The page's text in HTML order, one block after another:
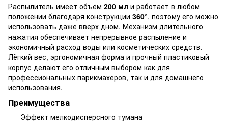
Распылитель имеет объём 200 мл и работает в любом
положении благодаря конструкции 360°, поэтому его можно
использовать даже вверх дном. Механизм длительного
нажатия обеспечивает непрерывное распыление и
экономичный расход воды или косметических средств.
Лёгкий вес, эргономичная форма и прочный пластиковый
корпус делают его отличным выбором как для
профессиональных парикмахеров, так и для домашнего
использования.
Преимущества
Эффект мелкодисперсного тумана